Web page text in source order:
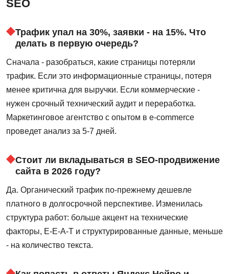
SEO
Трафик упал на 30%, заявки - на 15%. Что
делать в первую очередь?
Сначала - разобраться, какие страницы потеряли
трафик. Если это информационные страницы, потеря
менее критична для выручки. Если коммерческие -
нужен срочный технический аудит и переработка.
Маркетинговое агентство с опытом в e-commerce
проведет анализ за 5-7 дней.
Стоит ли вкладываться в SEO-продвижение
сайта в 2026 году?
Да. Органический трафик по-прежнему дешевле
платного в долгосрочной перспективе. Изменилась
структура работ: больше акцент на технические
факторы, E-E-A-T и структурированные данные, меньше
- на количество текста.